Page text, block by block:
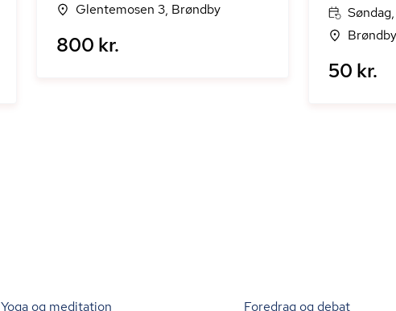
Glentemosen 3, Brøndby
800 kr.
50 kr.
Yoga og meditation Foredrag og debat